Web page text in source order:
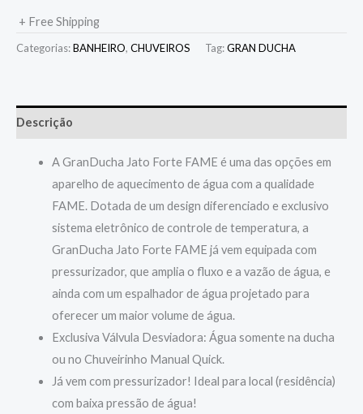
+ Free Shipping
Categorias:BANHEIRO, CHUVEIROS Tag:GRAN DUCHA
Descrição
A GranDucha Jato Forte FAME é uma das opções em
aparelho de aquecimento de água com a qualidade
FAME. Dotada de um design diferenciado e exclusivo
sistema eletrônico de controle de temperatura, a
GranDucha Jato Forte FAME já vem equipada com
pressurizador, que amplia o fluxo e a vazão de água, e
ainda com um espalhador de água projetado para
oferecer um maior volume de água.
Exclusiva Válvula Desviadora: Água somente na ducha
ou no Chuveirinho Manual Quick.
Já vem com pressurizador! Ideal para local (residência)
com baixa pressão de água!